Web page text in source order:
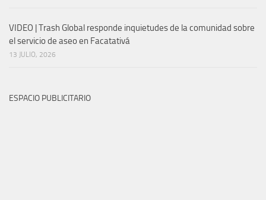
VIDEO | Trash Global responde inquietudes de la comunidad sobre
el servicio de aseo en Facatativá
13 JULIO, 2026
ESPACIO PUBLICITARIO